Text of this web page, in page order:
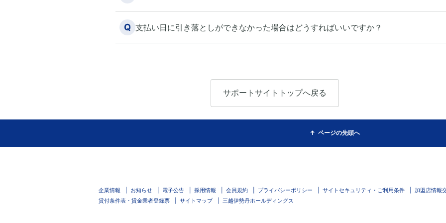
Q 支払い日に引き落としができなかった場合はどうすればいいですか？
サポートサイトトップへ戻る
ページの先頭へ
企業情報 お知らせ 電子公告 採用情報 会員規約 プライバシーポリシー サイトセキュリティ・ご利用条件
加盟店情報
貸付条件表・貸金業者登録票
サイトマップ 三越伊勢丹ホールディングス